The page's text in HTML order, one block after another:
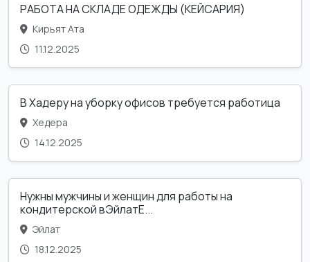
РАБОТА НА СКЛАДЕ ОДЕЖДЫ (КЕЙСАРИЯ)
Кирьят Ата
11.12.2025
В Хадеру на уборку офисов требуется работица
Хедера
14.12.2025
Нужны мужчины и женщин для работы на
кондитерской вЭйлатЕ...
Эйлат
18.12.2025